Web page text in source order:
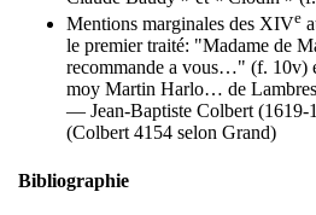
Mentions marginales des XIVe
le premier traité: "Madame de
recommande a vous…" (f. 10v)
moy Martin Harlo… de
— Jean-Baptiste Colbert (1619-
(Colbert 4154 selon Grand)
Bibliographie